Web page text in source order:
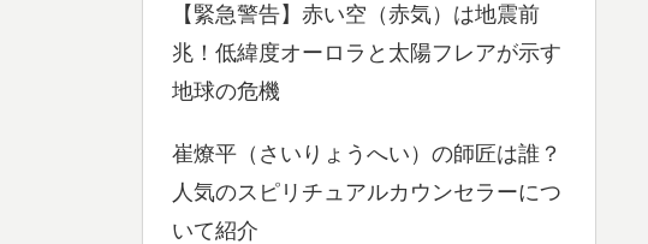
【緊急警告】赤い空（赤気）は地震前
兆！低緯度オーロラと太陽フレアが示す
地球の危機
崔燎平（さいりょうへい）の師匠は誰？
人気のスピリチュアルカウンセラーにつ
いて紹介